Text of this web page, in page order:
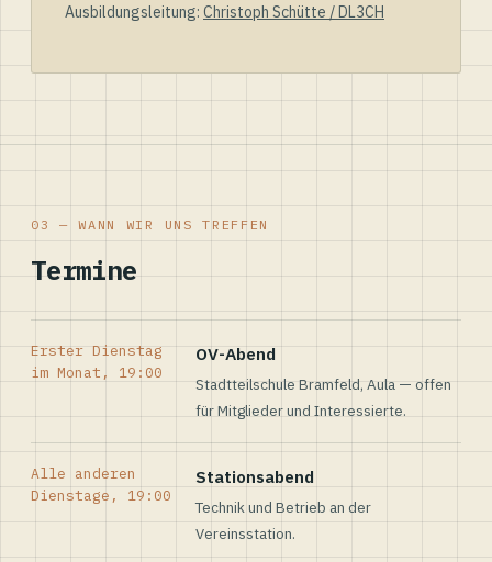
Ausbildungsleitung: Christoph Schütte / DL3CH
03 — WANN WIR UNS TREFFEN
Termine
Erster Dienstag
im Monat, 19:00
OV-Abend
Stadtteilschule Bramfeld, Aula — offen
für Mitglieder und Interessierte.
Alle anderen
Dienstage, 19:00
Stationsabend
Technik und Betrieb an der
Vereinsstation.